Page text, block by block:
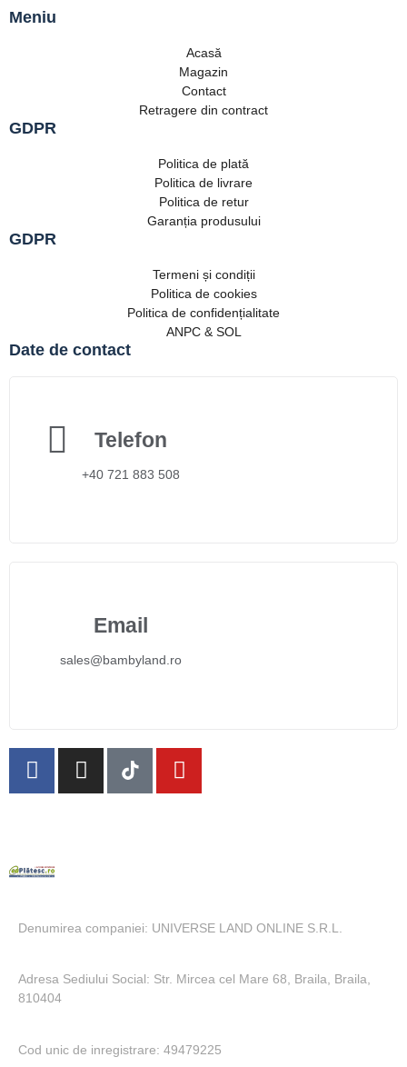
Meniu
Acasă
Magazin
Contact
Retragere din contract
GDPR
Politica de plată
Politica de livrare
Politica de retur
Garanția produsului
GDPR
Termeni și condiții
Politica de cookies
Politica de confidențialitate
ANPC & SOL
Date de contact
Telefon
+40 721 883 508
Email
sales@bambyland.ro​
Denumirea companiei: UNIVERSE LAND ONLINE S.R.L.
Adresa Sediului Social: Str. Mircea cel Mare 68, Braila, Braila,
810404
Cod unic de inregistrare: 49479225